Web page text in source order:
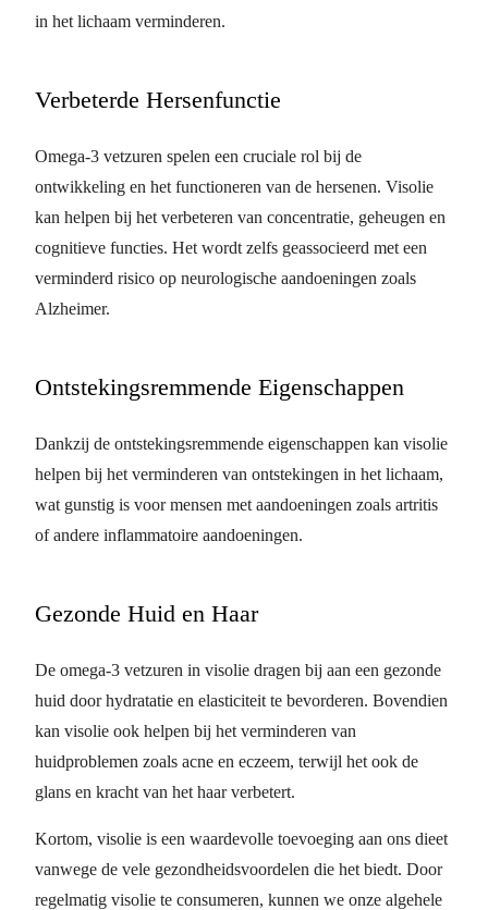
in het lichaam verminderen.
Verbeterde Hersenfunctie
Omega-3 vetzuren spelen een cruciale rol bij de
ontwikkeling en het functioneren van de hersenen. Visolie
kan helpen bij het verbeteren van concentratie, geheugen en
cognitieve functies. Het wordt zelfs geassocieerd met een
verminderd risico op neurologische aandoeningen zoals
Alzheimer.
Ontstekingsremmende Eigenschappen
Dankzij de ontstekingsremmende eigenschappen kan visolie
helpen bij het verminderen van ontstekingen in het lichaam,
wat gunstig is voor mensen met aandoeningen zoals artritis
of andere inflammatoire aandoeningen.
Gezonde Huid en Haar
De omega-3 vetzuren in visolie dragen bij aan een gezonde
huid door hydratatie en elasticiteit te bevorderen. Bovendien
kan visolie ook helpen bij het verminderen van
huidproblemen zoals acne en eczeem, terwijl het ook de
glans en kracht van het haar verbetert.
Kortom, visolie is een waardevolle toevoeging aan ons dieet
vanwege de vele gezondheidsvoordelen die het biedt. Door
regelmatig visolie te consumeren, kunnen we onze algehele